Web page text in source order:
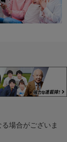
場合がございま